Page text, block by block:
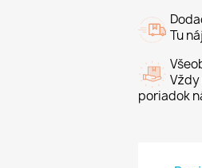
Tu
Vždy
poriadok